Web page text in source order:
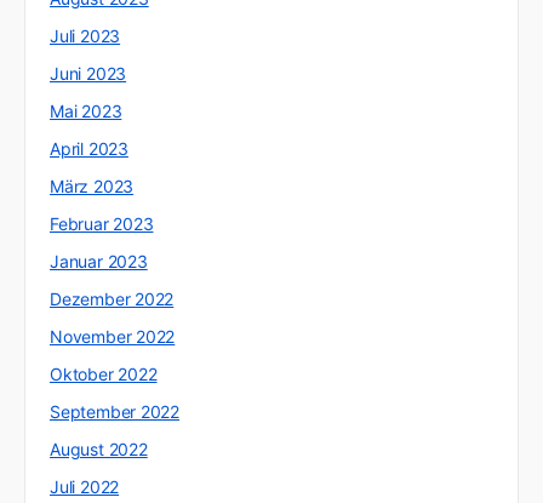
Juli 2023
Juni 2023
Mai 2023
April 2023
März 2023
Februar 2023
Januar 2023
Dezember 2022
November 2022
Oktober 2022
September 2022
August 2022
Juli 2022